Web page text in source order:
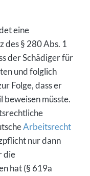
eine
des § 280 Abs. 1
der Schädiger für
und folglich
Folge, dass er
beweisen müsste.
Arbeitsrecht
nur dann
die
hat (§ 619a